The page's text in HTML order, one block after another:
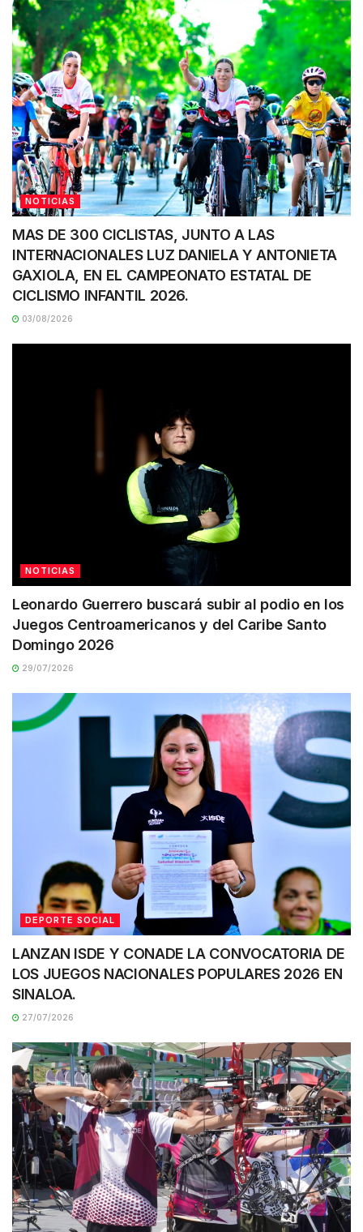
NOTICIAS
MAS DE 300 CICLISTAS, JUNTO A LAS
INTERNACIONALES LUZ DANIELA Y ANTONIETA
GAXIOLA, EN EL CAMPEONATO ESTATAL DE
CICLISMO INFANTIL 2026.
03/08/2026
NOTICIAS
Leonardo Guerrero buscará subir al podio en los
Juegos Centroamericanos y del Caribe Santo
Domingo 2026
29/07/2026
DEPORTE SOCIAL
LANZAN ISDE Y CONADE LA CONVOCATORIA DE
LOS JUEGOS NACIONALES POPULARES 2026 EN
SINALOA.
27/07/2026